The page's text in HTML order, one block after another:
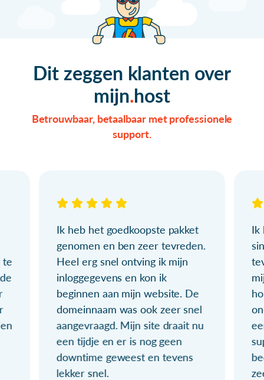
Dit zeggen klanten over
mijn host
Betrouwbaar, betaalbaar met professionele
support.
te
Ik heb het goedkoopste pakket
genomen en ben zeer tevreden.
Heel erg snel ontving ik mijn
inloggegevens en kon ik
beginnen aan mijn website. De
domeinnaam was ook zeer snel
aangevraagd. Mijn site draait nu
een tijdje en er is nog geen
downtime geweest en tevens
lekker snel.
Ik